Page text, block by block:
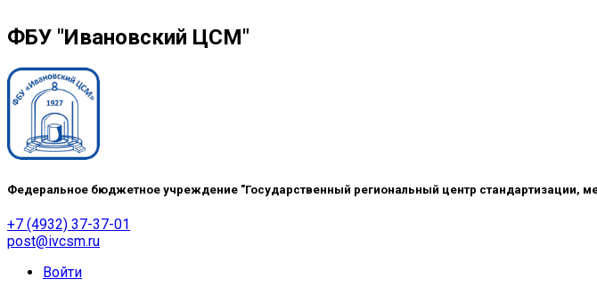
ФБУ "Ивановский ЦСМ"
Федеральное бюджетное учреждение "Государственный региональный центр стандартизации,
+7 (4932) 37-37-01
post@ivcsm.ru
Войти